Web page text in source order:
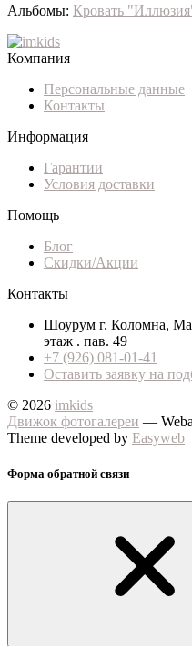
Альбомы: Кровать
Компания
Персональные данные
Контакты
Информация
Гарантии
Условия доставки
Помощь
Блог
Скидки/Акции
Контакты
Шоурум г. Коломна,
этаж . пав. 49
+7 (926) 081-01-41
Оставить заявку на
© 2026 imkids
Движок фотогалереи —
Theme developed by Easyweb
Форма обратной связи